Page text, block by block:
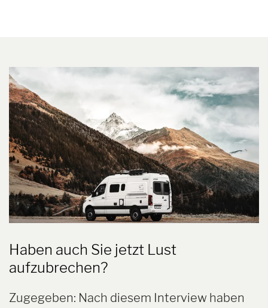
Haben auch Sie jetzt Lust
aufzubrechen?
Zugegeben: Nach diesem Interview haben